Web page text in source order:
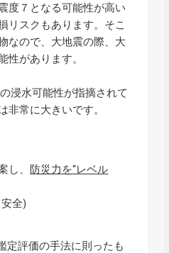
度７となる可能性が高い
リスクもあります。そこ
なので、大地震の際、大
性があります。
浸水可能性が指摘されて
非常に大きいです。
し、 防災力を“レベル
全)
定評価の手法に則ったも